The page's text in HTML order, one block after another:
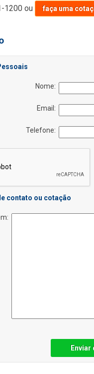
1200 ou faça uma
Nome:
Email:
Telefone:
contato ou cotação
Enviar